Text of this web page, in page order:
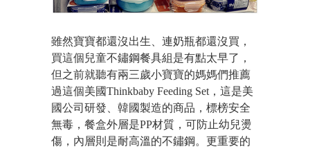
雖然寶寶都還沒出生、連奶瓶都還沒買，
買這個兒童不鏽鋼餐具組是有點太早了，
但之前就聽有兩三歲小寶寶的媽媽們推薦
過這個美國Thinkbaby Feeding Set，這是美
國公司研發、韓國製造的商品，標榜安全
無毒，餐盒外層是PP材質，可防止幼兒燙
傷，內層則是耐高溫的不鏽鋼。更重要的